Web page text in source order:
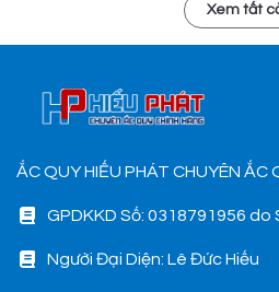
Xem tất
ẮC QUY HIẾU PHÁT CHUYÊN ẮC
GPDKKD Số: 0318791956 do
Người Đại Diện: Lê Đức Hiếu